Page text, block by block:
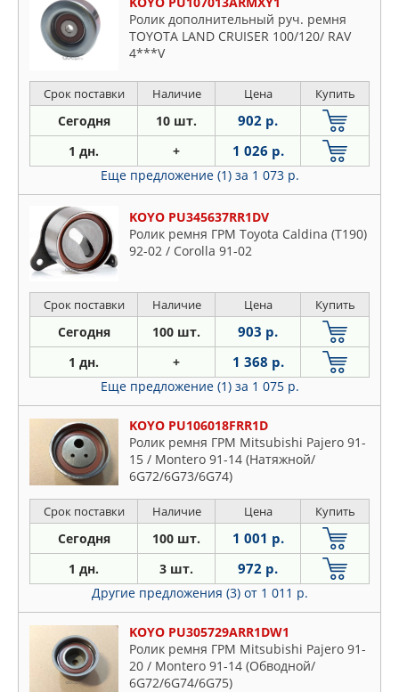
Ролик дополнительный руч. ремня
TOYOTA LAND CRUISER 100/120/ RAV
4***V
Срок поставки Наличие Цена Купить
Сегодня 10 шт. 902 р.
1 дн. + 1 026 р.
Еще предложение (1) за 1 073 р.
KOYO PU345637RR1DV
Ролик ремня ГРМ Toyota Caldina (T190)
92-02 / Corolla 91-02
Срок поставки Наличие Цена Купить
Сегодня 100 шт. 903 р.
1 дн. + 1 368 р.
Еще предложение (1) за 1 075 р.
KOYO PU106018FRR1D
Ролик ремня ГРМ Mitsubishi Pajero 91-
15 / Montero 91-14 (Натяжной/
6G72/6G73/6G74)
Срок поставки Наличие Цена Купить
Сегодня 100 шт. 1 001 р.
1 дн. 3 шт. 972 р.
Другие предложения (3) от 1 011 р.
KOYO PU305729ARR1DW1
Ролик ремня ГРМ Mitsubishi Pajero 91-
20 / Montero 91-14 (Обводной/
6G72/6G74/6G75)